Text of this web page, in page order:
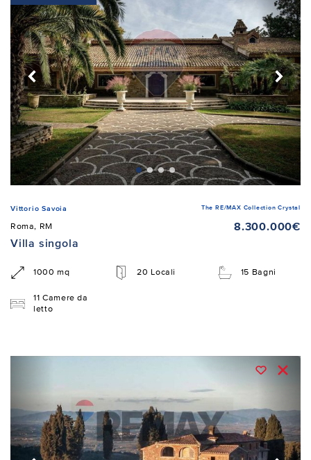
Vittorio Savoia The RE/MAX Collection Crystal
Roma, RM
8.300.000€
Villa singola
1000 mq 20 Locali 15 Bagni
11 Camere da
letto